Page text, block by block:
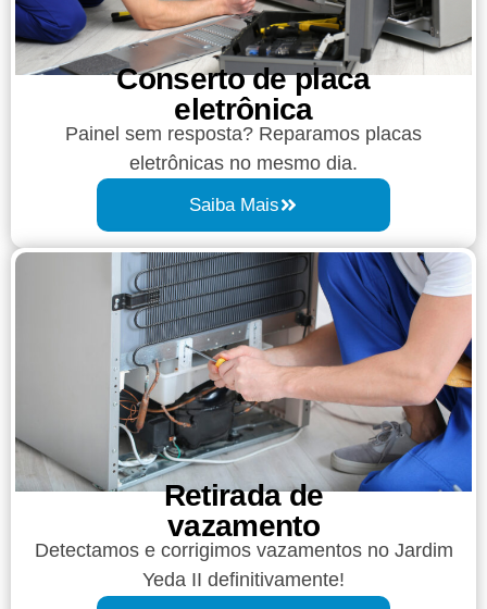
Conserto de placa
eletrônica
Painel sem resposta? Reparamos placas
eletrônicas no mesmo dia.
Saiba Mais
Retirada de
vazamento​​
Detectamos e corrigimos vazamentos no Jardim
Yeda II definitivamente!